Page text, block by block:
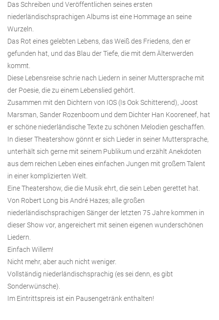
Das Schreiben und Veröffentlichen seines ersten
niederländischsprachigen Albums ist eine Hommage an seine
Wurzeln.
Das Rot eines gelebten Lebens, das Weiß des Friedens, den er
gefunden hat, und das Blau der Tiefe, die mit dem Älterwerden
kommt.
Diese Lebensreise schrie nach Liedern in seiner Muttersprache mit
der Poesie, die zu einem Lebenslied gehört.
Zusammen mit den Dichtern von IOS (Is Ook Schitterend), Joost
Marsman, Sander Rozenboom und dem Dichter Han Kooreneef, hat
er schöne niederländische Texte zu schönen Melodien geschaffen.
In dieser Theatershow gönnt er sich Lieder in seiner Muttersprache,
unterhält sich gerne mit seinem Publikum und erzählt Anekdoten
aus dem reichen Leben eines einfachen Jungen mit großem Talent
in einer komplizierten Welt.
Eine Theatershow, die die Musik ehrt, die sein Leben gerettet hat.
Von Robert Long bis André Hazes; alle großen
niederländischsprachigen Sänger der letzten 75 Jahre kommen in
dieser Show vor, angereichert mit seinen eigenen wunderschönen
Liedern.
Einfach Willem!
Nicht mehr, aber auch nicht weniger.
Vollständig niederländischsprachig (es sei denn, es gibt
Sonderwünsche).
Im Eintrittspreis ist ein Pausengetränk enthalten!